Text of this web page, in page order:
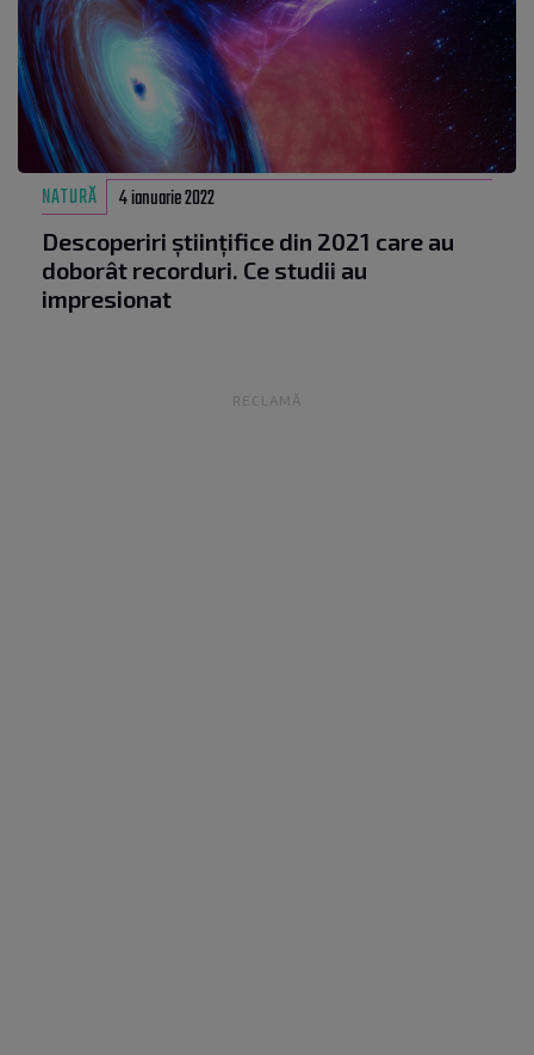
NATURĂ 4 ianuarie 2022
Descoperiri științifice din 2021 care au
doborât recorduri. Ce studii au
impresionat
RECLAMĂ